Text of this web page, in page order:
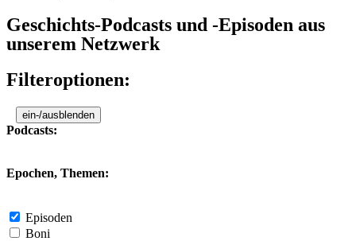
Geschichts-Podcasts und -Episoden aus
unserem Netzwerk
Filteroptionen:
ein-/ausblenden
Podcasts:
Epochen, Themen:
Episoden
Boni